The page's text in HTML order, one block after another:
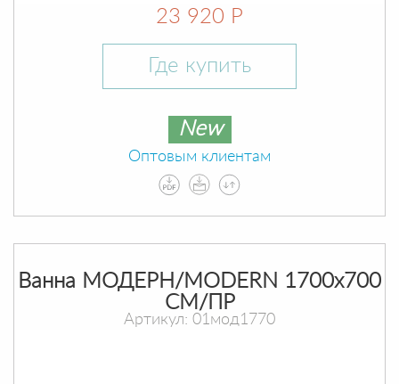
23 920 Р
Где купить
New
Оптовым клиентам
Ванна МОДЕРН/MODERN 1700х700
СМ/ПР
Артикул: 01мод1770